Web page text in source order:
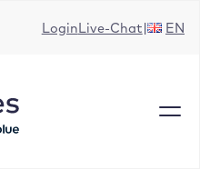
LoginLive-Chat EN